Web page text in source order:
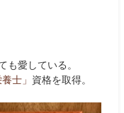
も愛している。
士」 資格を取得。